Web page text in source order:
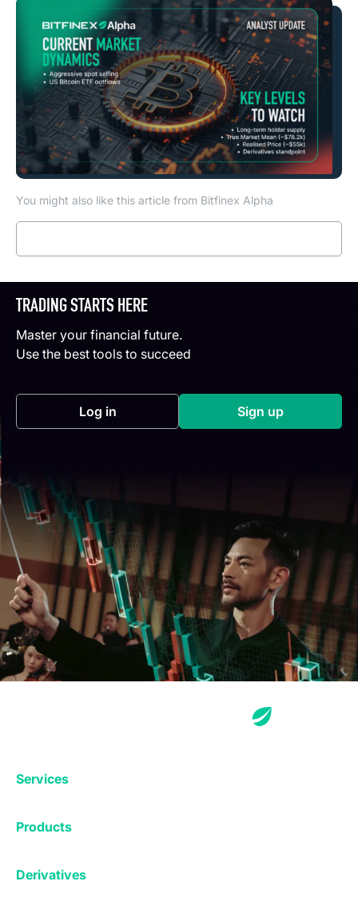
You might also like this article from Bitfinex Alpha
TRADING STARTS HERE
Master your financial future.
Use the best tools to succeed
Log in(opens in a new tab) Sign up(opens in a
Services
Staking
Products
Derivatives